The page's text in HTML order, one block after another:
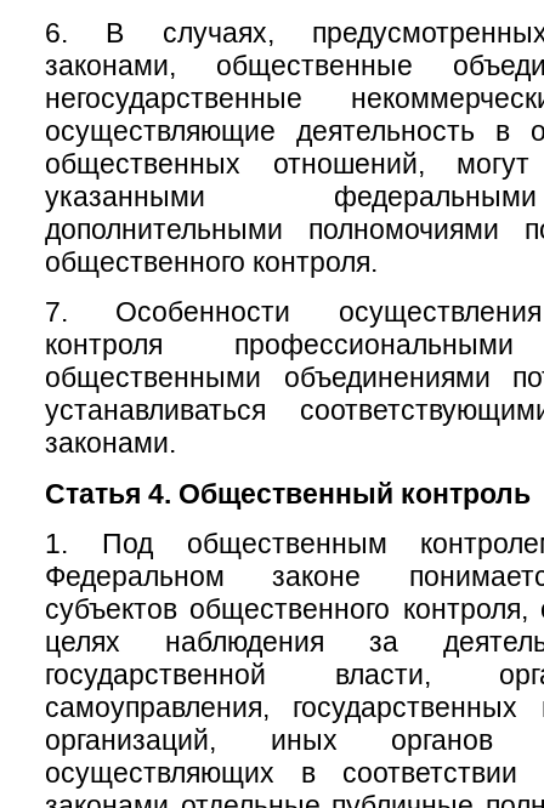
6. В случаях,
законами, общественные
негосударственные
осуществляющие деятельность в
общественных отношений,
указанными
дополнительными полномочиями
общественного контроля.
7. Особенности
контроля
общественными объединениями
устанавливаться
законами.
Статья 4. Общественный контроль
1. Под общественным
Федеральном законе
субъектов общественного
целях наблюдения за
государственной власти,
самоуправления,
организаций, иных органов
осуществляющих в